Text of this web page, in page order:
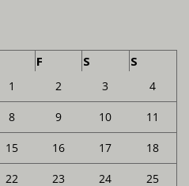
F S S
1 2 3 4
8 9 10 11
15 16 17 18
22 23 24 25